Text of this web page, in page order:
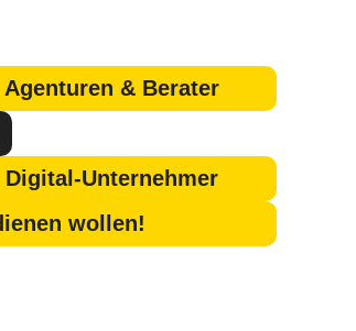
Agenturen & Berater
Digital-Unternehmer
wollen!